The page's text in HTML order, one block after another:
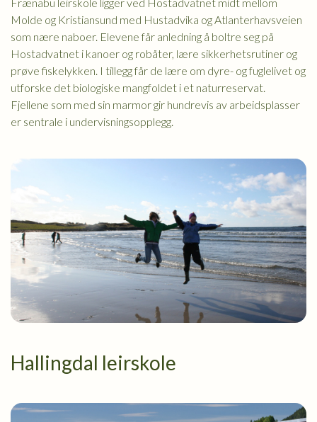
Molde og Kristiansund med Hustadvika og Atlanterhavsveien
som nære naboer. Elevene får anledning å boltre seg på
Hostadvatnet i kanoer og robåter, lære sikkerhetsrutiner og
prøve fiskelykken. I tillegg får de lære om dyre- og fuglelivet og
utforske det biologiske mangfoldet i et naturreservat.
Fjellene som med sin marmor gir hundrevis av arbeidsplasser
er sentrale i undervisningsopplegg.
Hallingdal leirskole